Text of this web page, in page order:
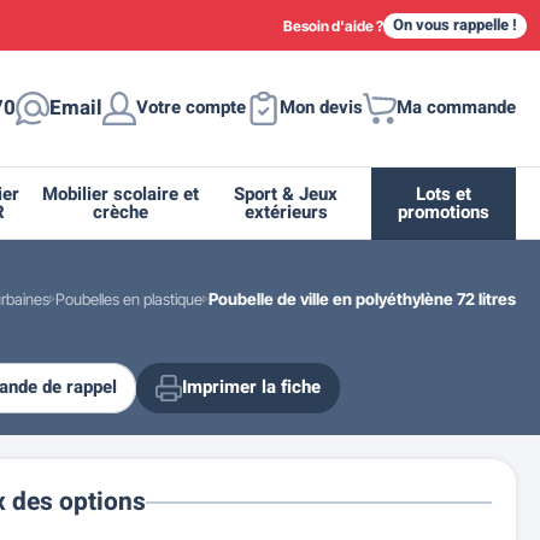
Besoin d'aide ? On vous rappelle !
Email Votre compte Mon devis Ma commande
Fleurissement urbain
Supports et abris vélo moto
Miroir de sécurité routière
Drapeau - Pavoisement
Espace sanitaire
Mobilier scolaire et
crèche
Casiers et meubles de rangement
Sport & Jeux
extérieurs
Lots et
promotions
Poubelles en plastique Poubelle de ville en polyéthylène 72 litres
des options
de rappel Imprimer la fiche